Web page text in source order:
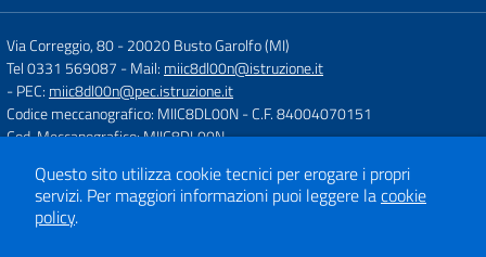
Via Correggio, 80-20020 Busto Garolfo (MI)
Tel 0331 569087 - Mail: miic8dl00n@istruzione.it
- PEC: miic8dl00n@pec.istruzione.it
Codice meccanografico: MIIC8DL00N- C.F. 84004070151
Cod. Meccanografico: MIIC8DL00N
Concept & Design by
Designers Italia
Questo sito utilizza cookie tecnici per erogare i propri
servizi. Per maggiori informazioni puoi leggere lacookie
policy.